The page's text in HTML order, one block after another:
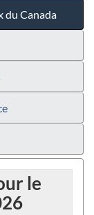
du Canada
le